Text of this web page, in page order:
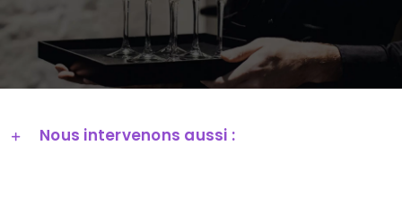
Nous intervenons aussi :